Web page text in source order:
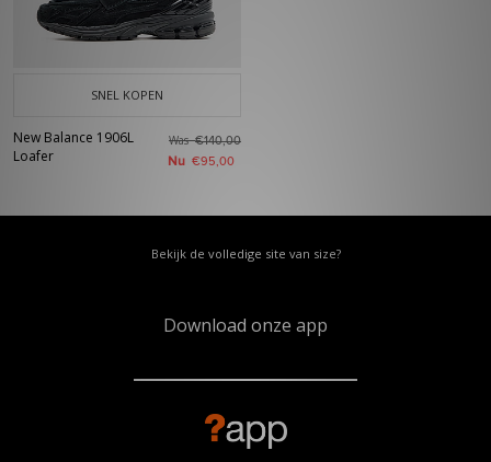
SNEL KOPEN
New Balance 1906L
Loafer
Was€140,00
Nu €95,00
Bekijk de volledige site van size?
Download onze app